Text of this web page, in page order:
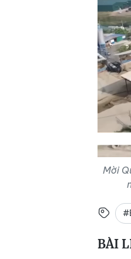
Mời
BÀI